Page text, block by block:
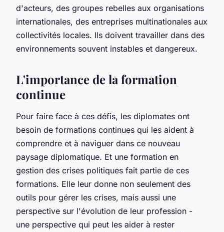
d'acteurs, des groupes rebelles aux organisations
internationales, des entreprises multinationales aux
collectivités locales. Ils doivent travailler dans des
environnements souvent instables et dangereux.
L'importance de la formation
continue
Pour faire face à ces défis, les diplomates ont
besoin de formations continues qui les aident à
comprendre et à naviguer dans ce nouveau
paysage diplomatique. Et une formation en
gestion des crises politiques fait partie de ces
formations. Elle leur donne non seulement des
outils pour gérer les crises, mais aussi une
perspective sur l'évolution de leur profession -
une perspective qui peut les aider à rester